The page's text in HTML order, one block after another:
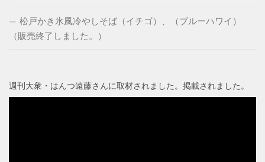
松戸かき氷風冷やしそば（イチゴ）、（ブルーハワイ）
（販売終了しました。）
週刊大衆・はんつ遠藤さんに取材されました。掲載されました。